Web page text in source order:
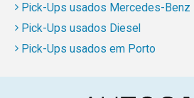
Pick-Ups usados Mercedes-Benz
Pick-Ups usados Diesel
Pick-Ups usados em Porto